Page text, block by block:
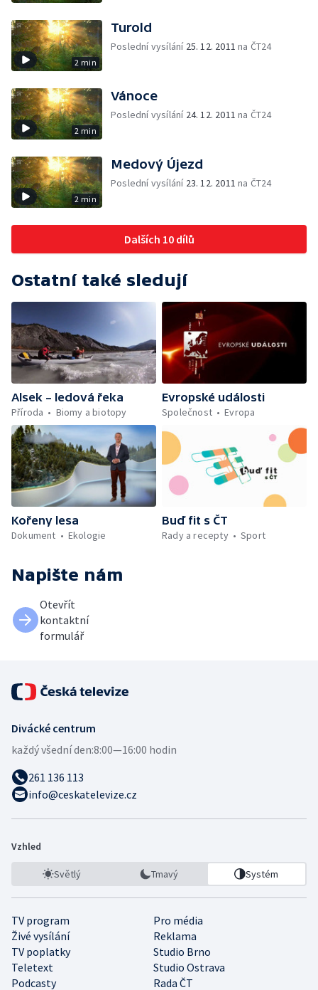
2 min
Turold
Poslední vysílání 25. 12. 2011 na ČT24
2 min
Vánoce
Poslední vysílání 24. 12. 2011 na ČT24
2 min
Medový Újezd
Poslední vysílání 23. 12. 2011 na ČT24
Dalších 10 dílů
Ostatní také sledují
Alsek – ledová řeka
Příroda
Biomy a biotopy
Evropské události
Společnost
Evropa
Kořeny lesa
Dokument
Ekologie
Buď fit s ČT
Rady a recepty
Sport
Napište nám
Otevřít
kontaktní
formulář
Divácké centrum
každý všední den:8:00—16:00 hodin
261 136 113
info@ceskatelevize.cz
Vzhled
Světlý Tmavý Systém
TV program
Pro média
Živé vysílání
Reklama
TV poplatky
Studio Brno
Teletext
Studio Ostrava
Podcasty
Rada ČT